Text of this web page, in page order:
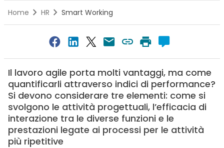
Home HR Smart Working
Il lavoro agile porta molti vantaggi, ma come
quantificarli attraverso indici di performance?
Si devono considerare tre elementi: come si
svolgono le attività progettuali, l’efficacia di
interazione tra le diverse funzioni e le
prestazioni legate ai processi per le attività
più ripetitive